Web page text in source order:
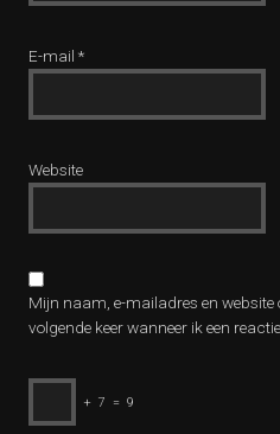
E-mail *
Website
Mijn naam, e-mailadres en
volgende keer wanneer ik een
+ 7 = 9